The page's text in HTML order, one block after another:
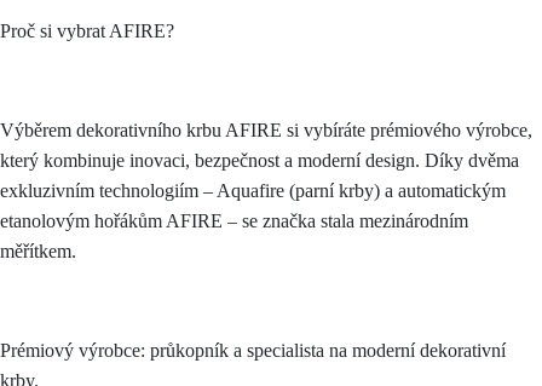
Proč si vybrat AFIRE?
Výběrem dekorativního krbu AFIRE si vybíráte prémiového výrobce,
který kombinuje inovaci, bezpečnost a moderní design. Díky dvěma
exkluzivním technologiím – Aquafire (parní krby) a automatickým
etanolovým hořákům AFIRE – se značka stala mezinárodním
měřítkem.
Prémiový výrobce: průkopník a specialista na moderní dekorativní
krby.